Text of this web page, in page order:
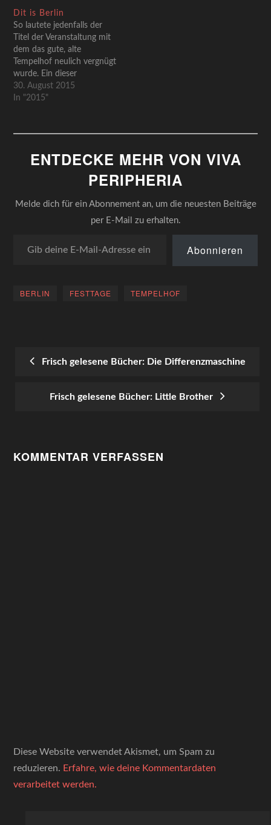
Dit is Berlin
So lautete jedenfalls der
Titel der Veranstaltung mit
dem das gute, alte
Tempelhof neulich vergnügt
wurde. Ein dieser
revuehaften,
effekthascherischen
zu so etwas hingeht. Nun,
Aber ich habe als heillos
da ja kaum eine Wahl.…
30. August 2015
In "2015"
ENTDECKE MEHR VON VIVA
PERIPHERIA
Melde dich für ein Abonnement an, um die neuesten Beiträge
per E-Mail zu erhalten.
Abonnieren
BERLIN FESTTAGE TEMPELHOF
POST
NAVIGATION
Frisch gelesene Bücher: Die Differenzmaschine
Frisch gelesene Bücher: Little Brother
KOMMENTAR VERFASSEN
Diese Website verwendet Akismet, um Spam zu
reduzieren. Erfahre, wie deine Kommentardaten
verarbeitet werden.